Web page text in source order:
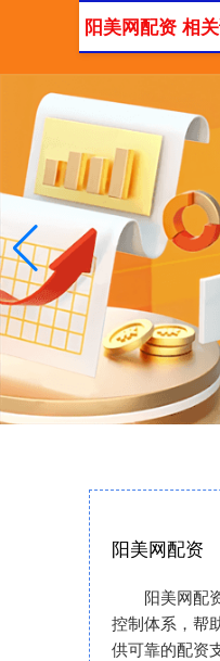
阳美网配资
阳美网配
控制体系，帮
供可靠的配资
阳美网配资 相